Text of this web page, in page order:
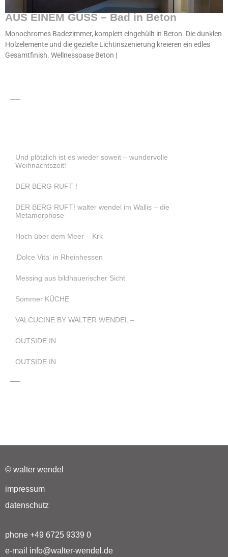
AUS EINEM GUSS – Bad in Beton
Monochromes Badezimmer, komplett eingehüllt in Beton. Die dunklen
Holzelemente und die gezielte Lichtinszenierung kreieren ein edles
Gesamtfinish. Wellnessoase Beton |
Und plötzlich ist es wieder soweit – wundervolle
Weihnachtszeit!
DER BERG RUFT !
DER BERG RUFT! walter wendel im Wallis – die
Metamorphose
Hoch über dem Meer – Krk
‚Dolce Vita‘ in Rheinhessen
Messing aus bildhauerischer Sicht
Sommer KÜCHE
VALCUCINE BY WALTER WENDEL –
OUTSIDE IN
OUTSIDE IN
© walter wendel
impressum
datenschutz
phone +49 6725 9339 0
e-mail info@walter-wendel.de